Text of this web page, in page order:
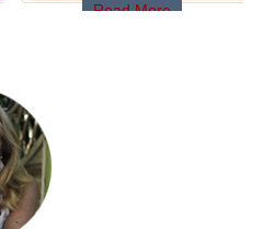
Read More